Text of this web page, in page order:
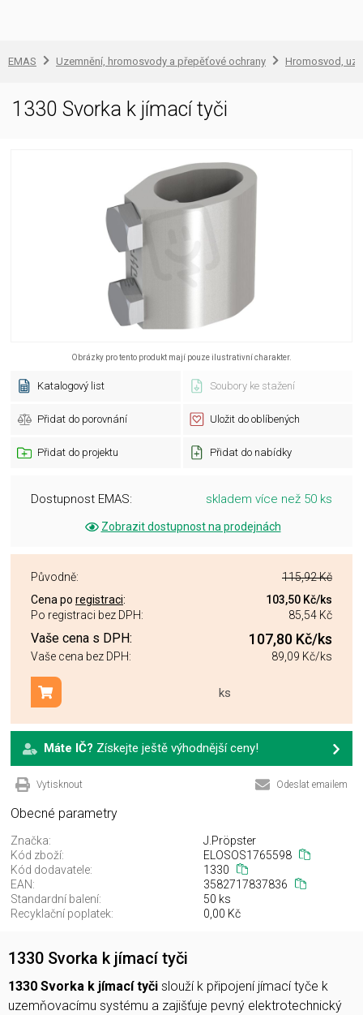
EMAS Uzemnění, hromosvody a přepěťové ochrany Hromosvod,
1330 Svorka k jímací tyči
Obrázky pro tento produkt mají pouze ilustrativní charakter.
Katalogový list Soubory ke stažení
Přidat do porovnání Uložit do oblíbených
Přidat do projektu Přidat do nabídky
Dostupnost EMAS: skladem více než 50 ks
Zobrazit dostupnost na prodejnách
Původně:
115,92 Kč
Cena po registraci: 103,50 Kč/ks
Po registraci bez DPH:
85,54 Kč
Vaše cena s DPH: 107,80 Kč/ks
Vaše cena bez DPH: 89,09 Kč/ks
ks
Přidat do košíku
Máte IČ? Získejte ještě výhodnější ceny!
Vytisknout Odeslat emailem
Obecné parametry
Značka:
J.Pröpster
Kód zboží:
ELOSOS1765598
Kód dodavatele:
1330
EAN:
3582717837836
Standardní balení:
50 ks
Recyklační poplatek:
0,00 Kč
1330 Svorka k jímací tyči
1330 Svorka k jímací tyči slouží k připojení jímací tyče k
uzemňovacímu systému a zajišťuje pevný elektrotechnický